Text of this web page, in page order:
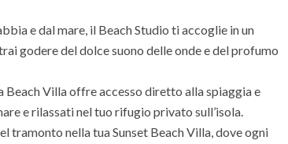
e dal mare, il Beach Studio ti accoglie in un
godere del dolce suono delle onde e del profumo
Villa offre accesso diretto alla spiaggia e
e rilassati nel tuo rifugio privato sull’isola.
tramonto nella tua Sunset Beach Villa, dove ogni